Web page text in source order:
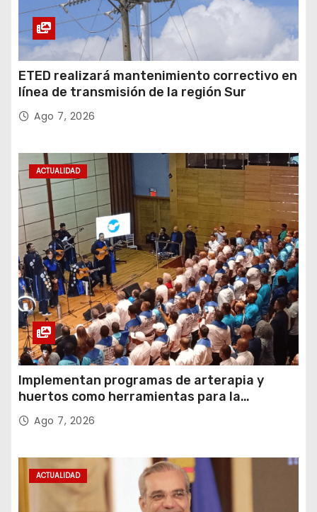
ETED realizará mantenimiento correctivo en
línea de transmisión de la región Sur
Ago 7, 2026
ACTUALIDAD
Implementan programas de arterapia y
huertos como herramientas para la
recuperación y la inclusión social
Ago 7, 2026
ACTUALIDAD